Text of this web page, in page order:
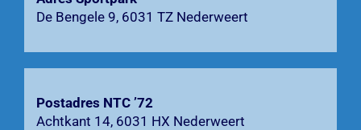
Zoeken
naar:
De Bengele 9, 6031 TZ Nederweert
Postadres NTC ’72
Achtkant 14, 6031 HX Nederweert